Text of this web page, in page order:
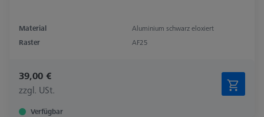
Material
Aluminium schwarz eloxiert
Raster
AF25
39,00 €
zzgl. USt.
Verfügbar